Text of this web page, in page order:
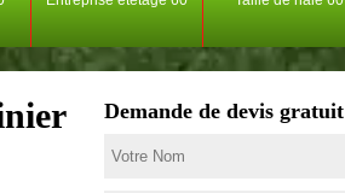
Demande de devis gratuit